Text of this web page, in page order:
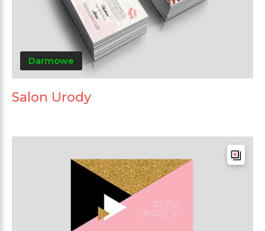
Darmowe
Salon Urody